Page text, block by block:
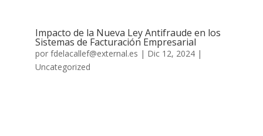
Impacto de la Nueva Ley Antifraude en los
Sistemas de Facturación Empresarial
por fdelacallef@external.es | Dic 12, 2024|
Uncategorized